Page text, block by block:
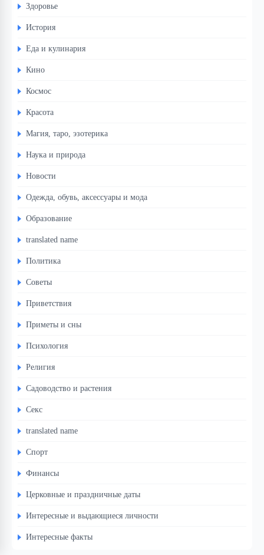
Здоровье
История
Еда и кулинария
Кино
Космос
Красота
Магия, таро, эзотерика
Наука и природа
Новости
Одежда, обувь, аксессуары и мода
Образование
translated name
Политика
Советы
Приветствия
Приметы и сны
Психология
Религия
Садоводство и растения
Секс
translated name
Спорт
Финансы
Церковные и праздничные даты
Интересные и выдающиеся личности
Интересные факты